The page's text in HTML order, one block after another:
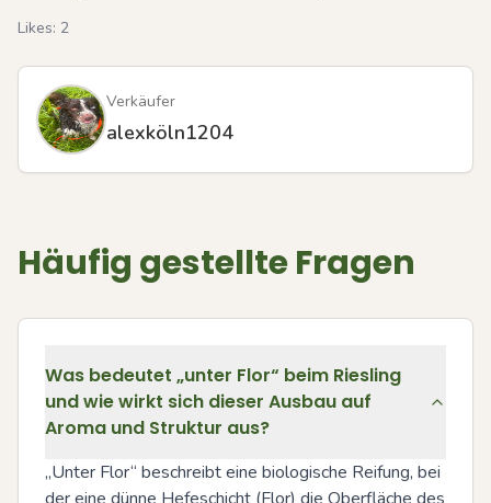
Likes: 2
Verkäufer
alexköln1204
Häufig gestellte Fragen
Was bedeutet „unter Flor“ beim Riesling
und wie wirkt sich dieser Ausbau auf
Aroma und Struktur aus?
„Unter Flor“ beschreibt eine biologische Reifung, bei